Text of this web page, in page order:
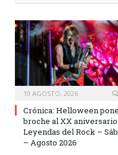
10 AGOSTO, 2026
Crónica: Helloween
broche al XX
Leyendas del Rock –
– Agosto 2026